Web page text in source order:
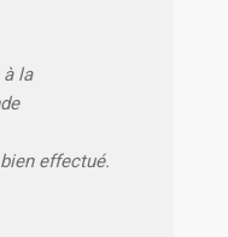
la
effectué.